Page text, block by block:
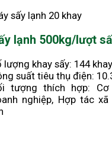
sấy lạnh 20 khay
lạnh 500kg/lượt
lượng khay sấy: 144
suất tiêu thụ điện:
tượng thích hợp: Cơ
nghiệp, Hợp tác